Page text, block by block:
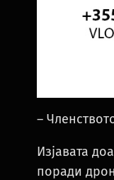
–
Изјавата
поради